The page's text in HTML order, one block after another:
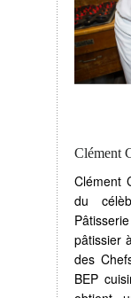
Clément
Clément
du
pâtissier
des
BEP